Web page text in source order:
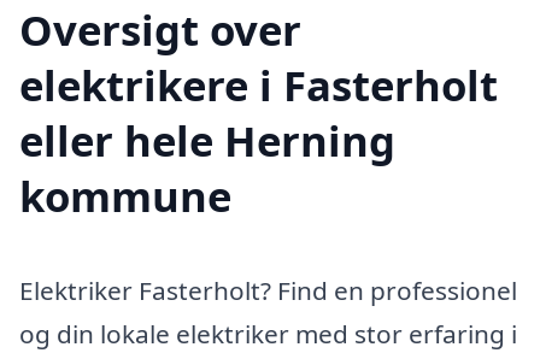
Oversigt over
elektrikere i Fasterholt
eller hele Herning
kommune
Elektriker Fasterholt? Find en professionel
og din lokale elektriker med stor erfaring i